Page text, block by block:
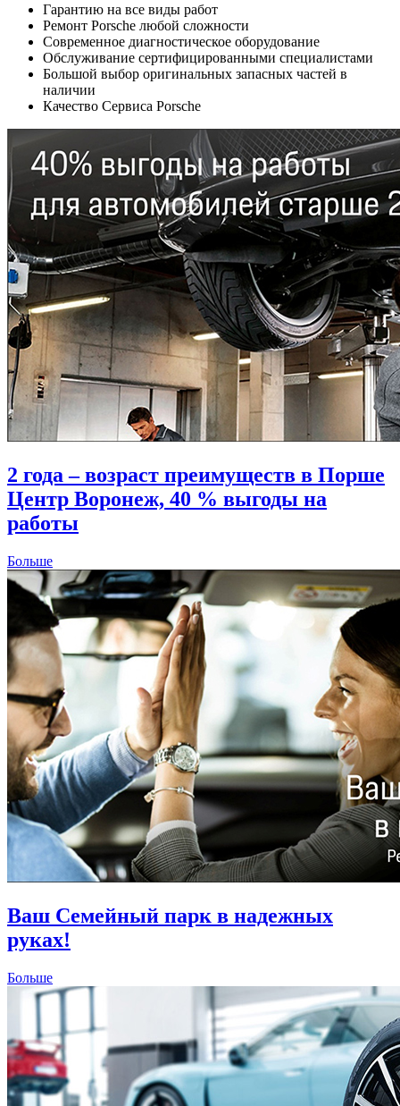
Гарантию на все виды работ
Ремонт Porsche любой сложности
Современное диагностическое оборудование
Обслуживание сертифицированными специалистами
Большой выбор оригинальных запасных частей в
наличии
Качество Сервиса Porsche
2 года – возраст преимуществ в Порше
Центр Воронеж, 40 % выгоды на
работы
Больше
Ваш Семейный парк в надежных
руках!
Больше